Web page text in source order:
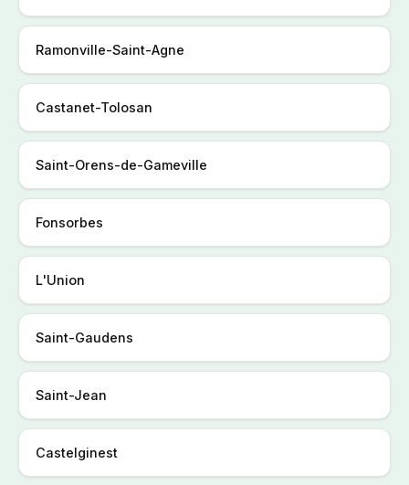
Ramonville-Saint-Agne
Castanet-Tolosan
Saint-Orens-de-Gameville
Fonsorbes
L'Union
Saint-Gaudens
Saint-Jean
Castelginest